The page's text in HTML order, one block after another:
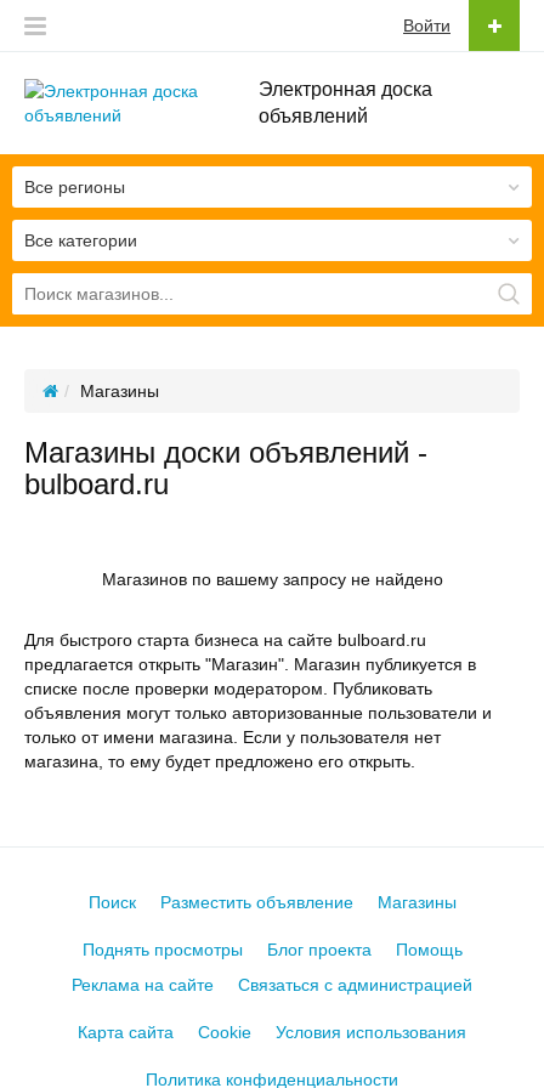
Электронная доска
объявлений
Войти
Все категории
Все регионы
Магазины
Магазины доски объявлений -
bulboard.ru
Магазинов по вашему запросу не найдено
Для быстрого старта бизнеса на сайте bulboard.ru
предлагается открыть "Магазин". Магазин публикуется в
списке после проверки модератором. Публиковать
объявления могут только авторизованные пользователи и
только от имени магазина. Если у пользователя нет
магазина, то ему будет предложено его открыть.
Поиск Разместить объявление Магазины
Поднять просмотры Блог проекта
Помощь
Реклама на сайте
Связаться с администрацией
Карта сайта Cookie Условия использования
Политика конфиденциальности